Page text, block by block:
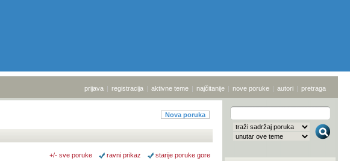
prijava | registracija | aktivne teme | najčitanije | nove poruke | autori | pretraga
Nova poruka
+/- sve poruke ravni prikaz starije poruke gore